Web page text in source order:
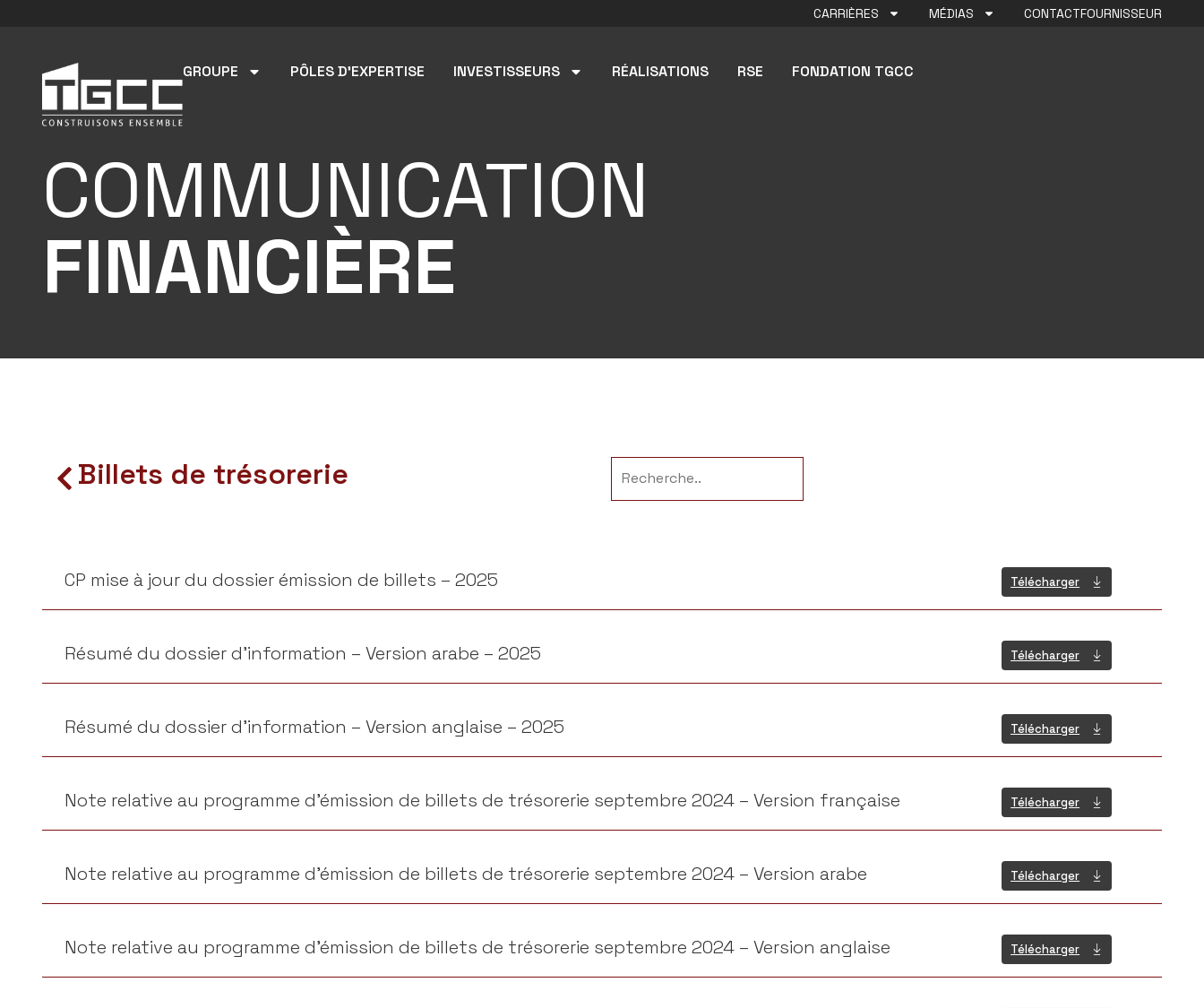
CARRIÈRES MÉDIAS CONTACTFOURNISSEUR
GROUPE PÔLES D’EXPERTISE INVESTISSEURS RÉALISATIONS RSE FONDATION TGCC
COMMUNICATION
FINANCIÈRE
Billets de trésorerie
CP mise à jour du dossier émission de billets – 2025 Télécharger
Résumé du dossier d’information – Version arabe – 2025 Télécharger
Résumé du dossier d’information – Version anglaise – 2025 Télécharger
Note relative au programme d’émission de billets de trésorerie septembre 2024 – Version française Télécharger
Note relative au programme d’émission de billets de trésorerie septembre 2024 – Version arabe Télécharger
Note relative au programme d’émission de billets de trésorerie septembre 2024 – Version anglaise Télécharger